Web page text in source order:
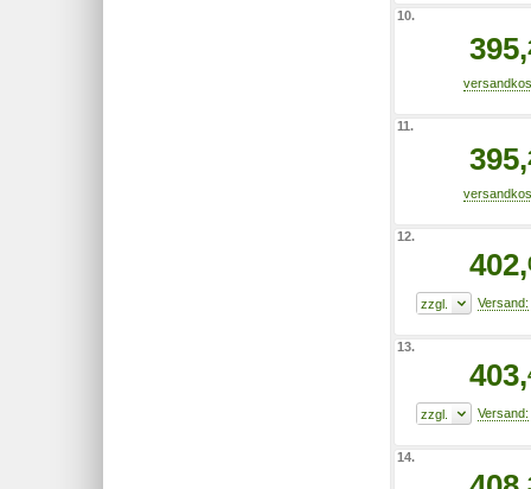
10.
395,
11.
395,
12.
402,
13.
403,
14.